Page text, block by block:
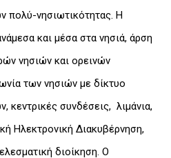
πολύ-νησιωτικότητας. Η
και μέσα στα νησιά, άρση
νησιών και ορεινών
των νησιών με δίκτυο
συνδέσεις, λιμάνια,
Ηλεκτρονική Διακυβέρνηση,
διοίκηση. Ο